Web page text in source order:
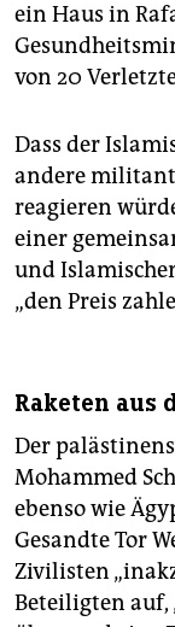
ein Haus in
von 20
Dass der
andere
reagieren
einer
und
„den Preis
Raketen aus
Der
Mohammed
ebenso wie
Gesandte Tor
Zivilisten
Beteiligten